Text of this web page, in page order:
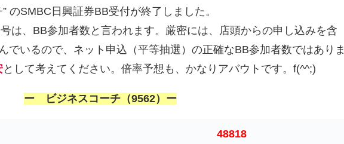
のSMBC日興証券BB受付が終了しました。
は、BB参加者数と言われます。厳密には、店頭からの申し込みを含
でいるので、ネット申込（平等抽選）の正確なBB参加者数ではありま
として考えてください。倍率予想も、かなりアバウトです。f(^^;)
ー ビジネスコーチ（9562）ー
48818